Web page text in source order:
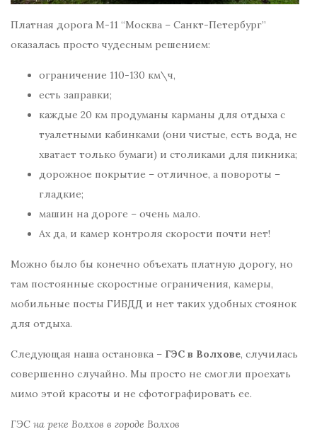
Платная дорога М-11 “Москва – Санкт-Петербург”
оказалась просто чудесным решением:
ограничение 110-130 км\ч,
есть заправки;
каждые 20 км продуманы карманы для отдыха с
туалетными кабинками (они чистые, есть вода, не
хватает только бумаги) и столиками для пикника;
дорожное покрытие – отличное, а повороты –
гладкие;
машин на дороге – очень мало.
Ах да, и камер контроля скорости почти нет!
Можно было бы конечно объехать платную дорогу, но
там постоянные скоростные ограничения, камеры,
мобильные посты ГИБДД и нет таких удобных стоянок
для отдыха.
Следующая наша остановка – ГЭС в Волхове, случилась
совершенно случайно. Мы просто не смогли проехать
мимо этой красоты и не сфотографировать ее.
ГЭС на реке Волхов в городе Волхов